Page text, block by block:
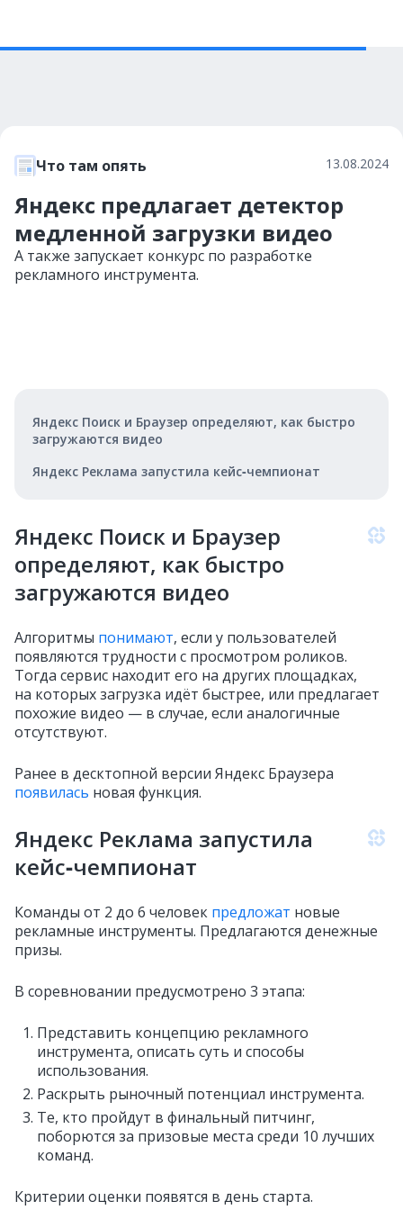
Что там опять 13.08.2024
Яндекс предлагает детектор
медленной загрузки видео
А также запускает конкурс по разработке
рекламного инструмента.
Яндекс Поиск и Браузер определяют, как быстро
загружаются видео
Яндекс Реклама запустила кейс‑чемпионат
Яндекс Поиск и Браузер
определяют, как быстро
загружаются видео
Алгоритмы понимают, если у пользователей
появляются трудности с просмотром роликов.
Тогда сервис находит его на других площадках,
на которых загрузка идёт быстрее, или предлагает
похожие видео — в случае, если аналогичные
отсутствуют.
Ранее в десктопной версии Яндекс Браузера
появилась новая функция.
Яндекс Реклама запустила
кейс‑чемпионат
Команды от 2 до 6 человек предложат новые
рекламные инструменты. Предлагаются денежные
призы.
В соревновании предусмотрено 3 этапа:
Представить концепцию рекламного
инструмента, описать суть и способы
использования.
Раскрыть рыночный потенциал инструмента.
Те, кто пройдут в финальный питчинг,
поборются за призовые места среди 10 лучших
команд.
Критерии оценки появятся в день старта.